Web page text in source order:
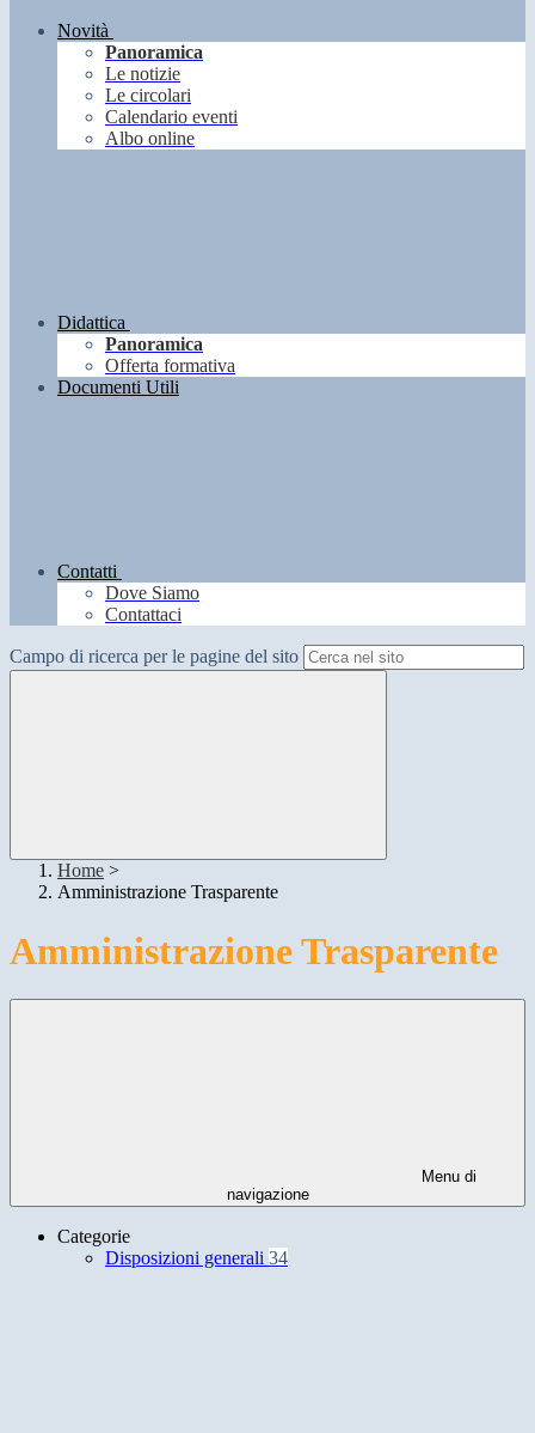
Novità
Panoramica
Le notizie
Le circolari
Calendario eventi
Albo online
Didattica
Panoramica
Offerta formativa
Documenti Utili
Contatti
Dove Siamo
Contattaci
Campo di ricerca per le pagine del sito
Home >
Amministrazione Trasparente
Amministrazione Trasparente
Menu di
navigazione
Categorie
Disposizioni generali 34